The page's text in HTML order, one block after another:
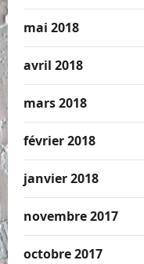
mai 2018
avril 2018
mars 2018
février 2018
janvier 2018
novembre 2017
octobre 2017